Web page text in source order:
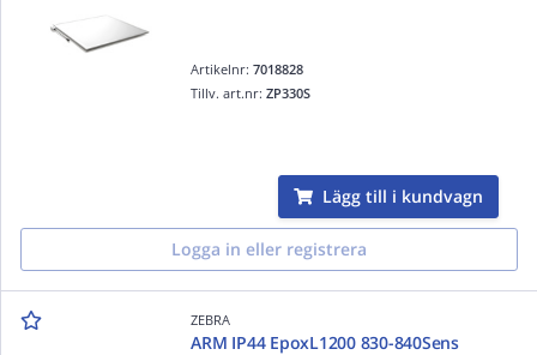
Artikelnr:7018828
Tillv. art.nr:ZP330S
Lägg till i kundvagn
Logga in eller registrera
ZEBRA
ARM IP44 EpoxL1200 830-840Sens